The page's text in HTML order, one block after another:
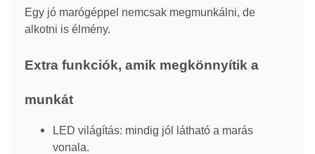
Egy jó marógéppel nemcsak megmunkálni, de
alkotni is élmény.
Extra funkciók, amik megkönnyítik a
munkát
LED világítás: mindig jól látható a marás
vonala.